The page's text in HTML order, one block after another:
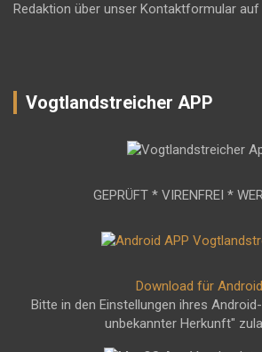
Redaktion über unser Kontaktformular
Vogtlandstreicher APP
GEPRÜFT * VIRENFREI *
Download für Android
Bitte in den Einstellungen ihres
unbekannter Herkunft"